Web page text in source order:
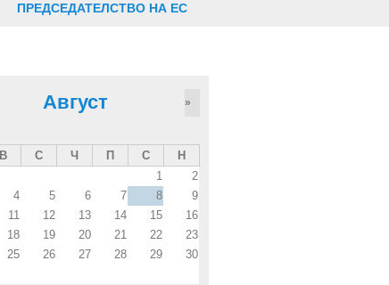
ПРЕДСЕДАТЕЛСТВО НА ЕС
Август »
В С Ч П С
Н
1
2
4 5 6 7 8
9
11 12 13 14 15
16
18 19 20 21 22
23
25 26 27 28 29
30